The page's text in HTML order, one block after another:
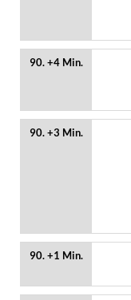
90. +4 Min.
90. +3 Min.
90. +1 Min.